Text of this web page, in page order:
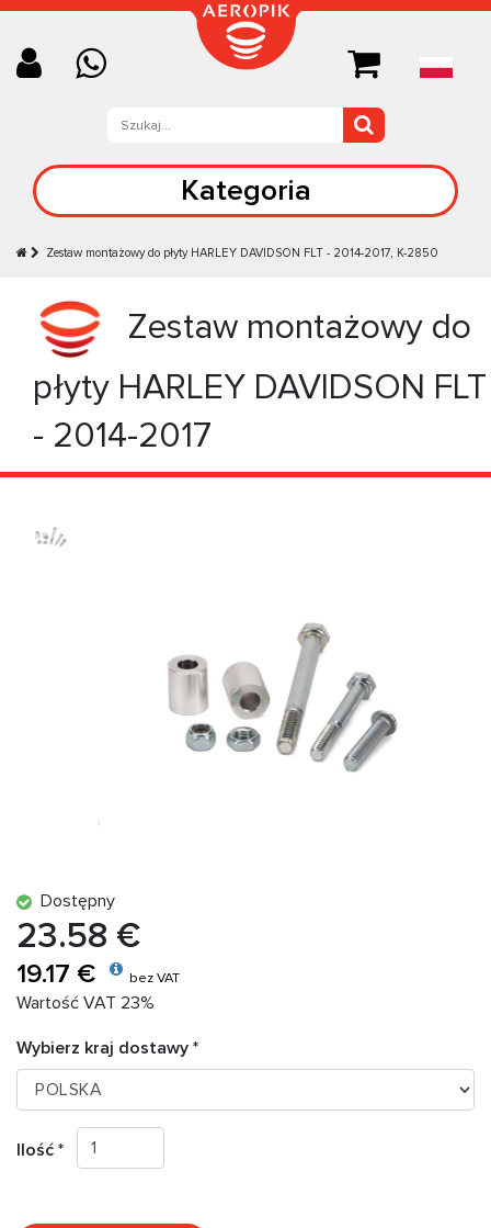
Kategoria
Zestaw montażowy do płyty HARLEY DAVIDSON FLT - 2014-2017, K-2850
Zestaw montażowy do
płyty HARLEY DAVIDSON FLT
- 2014-2017
Dostępny
23.58 €
19.17 € bez VAT
Wartość VAT 23%
Wybierz kraj dostawy *
Ilość *